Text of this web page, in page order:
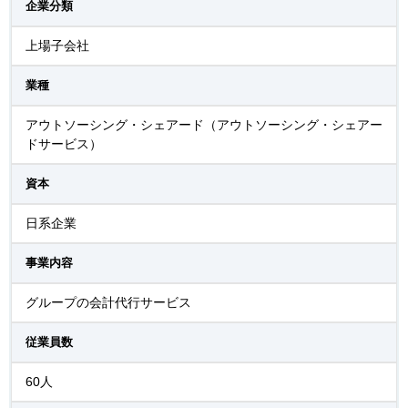
企業分類
上場子会社
業種
アウトソーシング・シェアード（アウトソーシング・シェアー
ドサービス）
資本
日系企業
事業内容
グループの会計代行サービス
従業員数
60人